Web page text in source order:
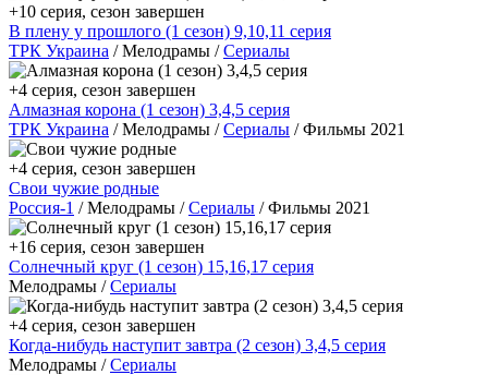
+10 серия, сезон завершен
В плену у прошлого (1 сезон) 9,10,11 серия
ТРК Украина / Мелодрамы /Сериалы
+4 серия, сезон завершен
Алмазная корона (1 сезон) 3,4,5 серия
ТРК Украина / Мелодрамы /Сериалы / Фильмы 2021
+4 серия, сезон завершен
Свои чужие родные
Россия-1 / Мелодрамы /Сериалы / Фильмы 2021
+16 серия, сезон завершен
Солнечный круг (1 сезон) 15,16,17 серия
Мелодрамы /Сериалы
+4 серия, сезон завершен
Когда-нибудь наступит завтра (2 сезон) 3,4,5 серия
Мелодрамы /Сериалы